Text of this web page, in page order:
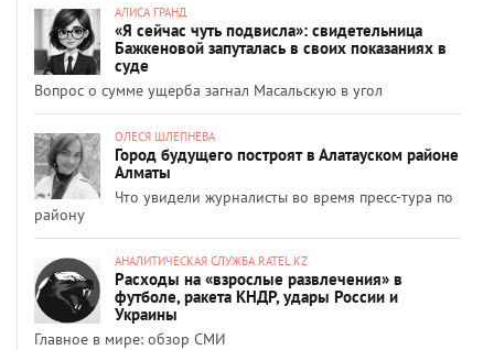
АЛИСА ГРАНД
«Я сейчас чуть подвисла»: свидетельница
Бажкеновой запуталась в своих показаниях в
суде
Вопрос о сумме ущерба загнал Масальскую в угол
ОЛЕСЯ ШЛЕПНЕВА
Город будущего построят в Алатауском районе
Алматы
Что увидели журналисты во время пресс-тура по
району
АНАЛИТИЧЕСКАЯ СЛУЖБА RATEL.KZ
Расходы на «взрослые развлечения» в
футболе, ракета КНДР, удары России и
Украины
Главное в мире: обзор СМИ